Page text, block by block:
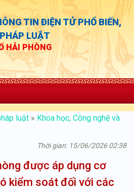
TIN ĐIỆN TỬ PHỔ BIẾN,
LUẬT
HẢI PHÒNG
luật » Khoa học, Công nghệ và
Thời gian: 15/06/2026 02:38
được áp dụng cơ
kiểm soát đối với các